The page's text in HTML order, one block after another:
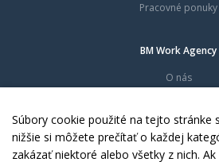
Pracovné ponuky
BM Work Agency
O nás
Dokumenty
Kontakty
Súbory cookie použité na tejto stránke
nižšie si môžete prečítať o každej
zakázať niektoré alebo všetky z nich.